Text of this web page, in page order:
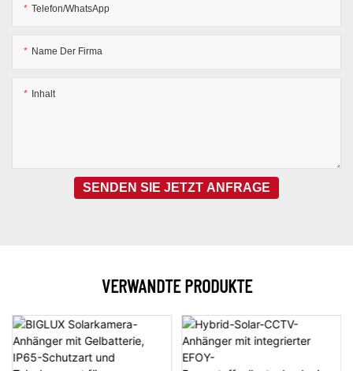
Telefon/WhatsApp
Name Der Firma
Inhalt
SENDEN SIE JETZT ANFRAGE
VERWANDTE PRODUKTE